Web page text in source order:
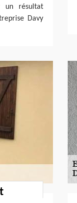
un résultat
Davy